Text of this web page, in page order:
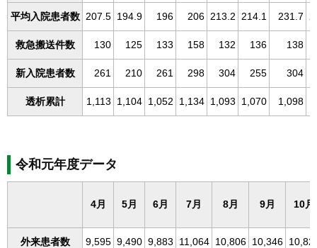
平均入院患者数 207.5 194.9 196 206 213.2 214.1 231.7
救急搬送件数 130 125 133 158 132 136 138
新入院患者数 261 210 261 298 304 255 304
透析累計 1,113 1,104 1,052 1,134 1,093 1,070 1,098
令和元年度データ
4月 5月 6月 7月 8月 9月 10月
外来患者数 9,595 9,490 9,883 11,064 10,806 10,346